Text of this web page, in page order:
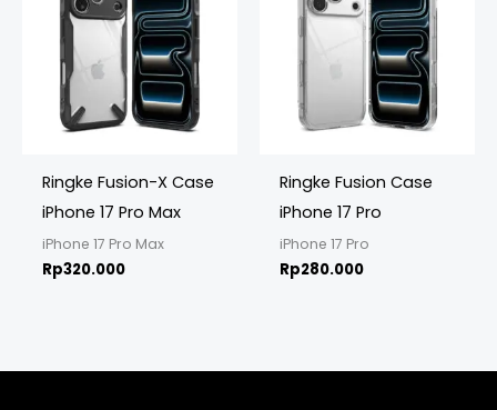
Ringke Fusion-X Case
iPhone 17 Pro Max
iPhone 17 Pro Max
Rp320.000
Ringke Fusion Case
iPhone 17 Pro
iPhone 17 Pro
Rp280.000